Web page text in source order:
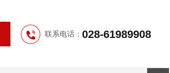
联系电话： 028-61989908